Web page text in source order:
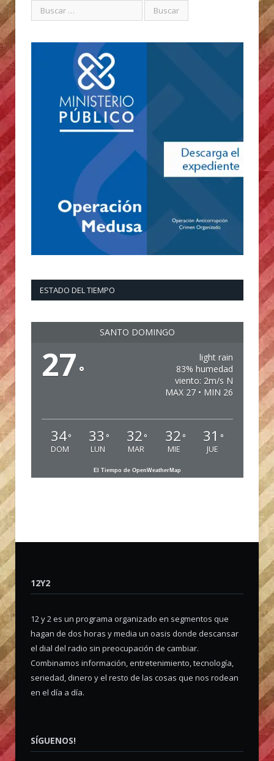
ESTADO DEL TIEMPO
SANTO DOMINGO
27 °
light rain
83% humedad
viento: 2m/s N
MAX 27 • MIN 26
34°
DOM
33 °
LUN
32 °
MAR
32 °
MIE
31 °
JUE
El Tiempo de OpenWeatherMap
12Y2
12 y 2 es un programa organizado en segmentos que
hagan de dos horas y media un oasis donde descansar
el dial del radio sin preocupación de cambiar.
Combinamos información, entretenimiento, tecnología,
seriedad, dinero y el resto de las cosas que nos rodean
en el día a día.
SÍGUENOS!